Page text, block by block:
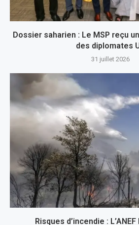
Dossier saharien : Le MSP reçu
des diplomates
31 juillet 2026
Risques d’incendie :